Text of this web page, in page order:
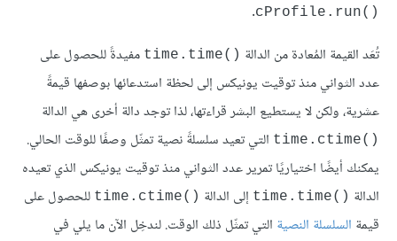
cProfile.run()‎
.
تُعَد القيمة المُعادة من الدالة time.time()‎ مفيدةً للحصول على
عدد الثواني منذ توقيت يونيكس إلى لحظة استدعائها بوصفها قيمةً
عشرية، ولكن لا يستطيع البشر قراءتها، لذا توجد دالة أخرى هي الدالة
time.ctime()‎ التي تعيد سلسلةً نصية تمثّل وصفًا للوقت الحالي.
يمكنك أيضًا اختياريًا تمرير عدد الثواني منذ توقيت يونيكس الذي تعيده
الدالة time.time()‎ إلى الدالة time.ctime()‎ للحصول على
قيمة السلسلة النصية التي تمثّل ذلك الوقت. لندخِل الآن ما يلي في